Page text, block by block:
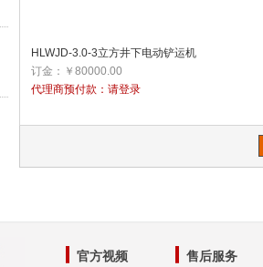
HLWJD-3.0-3立方井下电动铲运机
订金：￥80000.00
代理商预付款： 请登录
官方视频 售后服务